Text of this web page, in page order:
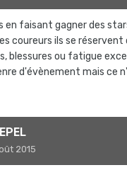
en faisant gagner des
coureurs ils se réservent
blessures ou fatigue
d'évènement mais ce
2015